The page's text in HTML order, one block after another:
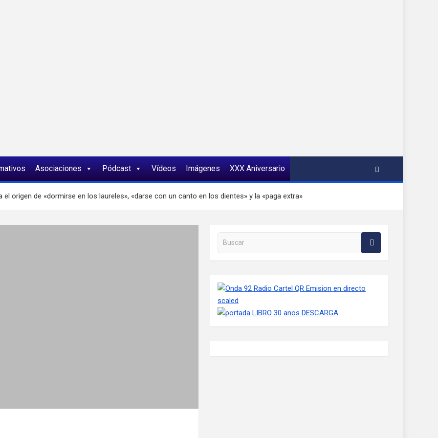
Asociaciones Pódcast Vídeos Imágenes XXX Aniversario
origen de «dormirse en los laureles», «darse con un canto en los dientes» y la «paga extra»
Buscar en la web